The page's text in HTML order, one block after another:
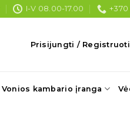
I-V 08.00-17.00
Prisijungti /
Vonios kambario įranga